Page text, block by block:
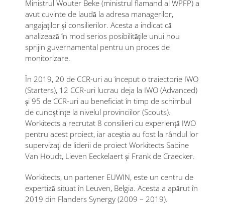
Ministrul Wouter Beke (ministrul flamand al WPFP) a
avut cuvinte de laudă la adresa managerilor,
angajaților și consilierilor. Acesta a indicat că
analizează în mod serios posibilitățile unui nou
sprijin guvernamental pentru un proces de
monitorizare.
În 2019, 20 de CCR-uri au început o traiectorie IWO
(Starters), 12 CCR-uri lucrau deja la IWO (Advanced)
și 95 de CCR-uri au beneficiat în timp de schimbul
de cunoștințe la nivelul provinciilor (Scouts).
Workitects a recrutat 8 consilieri cu experiență IWO
pentru acest proiect, iar aceștia au fost la rândul lor
supervizați de liderii de proiect Workitects Sabine
Van Houdt, Lieven Eeckelaert și Frank de Craecker.
Workitects, un partener EUWIN, este un centru de
expertiză situat în Leuven, Belgia. Acesta a apărut în
2019 din Flanders Synergy (2009 – 2019).